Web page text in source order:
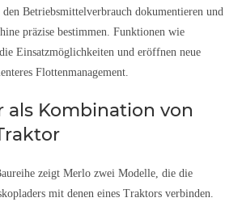
Betriebsmittelverbrauch dokumentieren und
präzise bestimmen. Funktionen wie
Einsatzmöglichkeiten und eröffnen neue
Flottenmanagement.
als Kombination von
zeigt Merlo zwei Modelle, die die
mit denen eines Traktors verbinden.